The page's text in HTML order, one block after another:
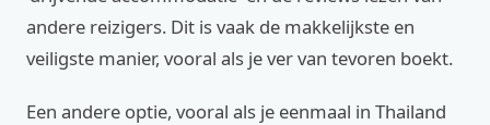
andere reizigers. Dit is vaak de makkelijkste en
veiligste manier, vooral als je ver van tevoren boekt.
Een andere optie, vooral als je eenmaal in Thailand